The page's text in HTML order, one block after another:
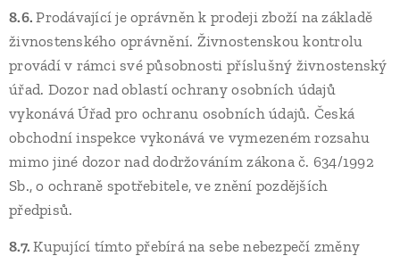
8.6.Prodávající je oprávněn k prodeji zboží na základě
živnostenského oprávnění. Živnostenskou kontrolu
provádí v rámci své působnosti příslušný živnostenský
úřad. Dozor nad oblastí ochrany osobních údajů
vykonává Úřad pro ochranu osobních údajů. Česká
obchodní inspekce vykonává ve vymezeném rozsahu
mimo jiné dozor nad dodržováním zákona č. 634/1992
Sb., o ochraně spotřebitele, ve znění pozdějších
předpisů.
8.7.Kupující tímto přebírá na sebe nebezpečí změny